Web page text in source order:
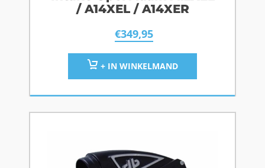
/ A14XEL / A14XER
€349,95
+ IN WINKELMAND